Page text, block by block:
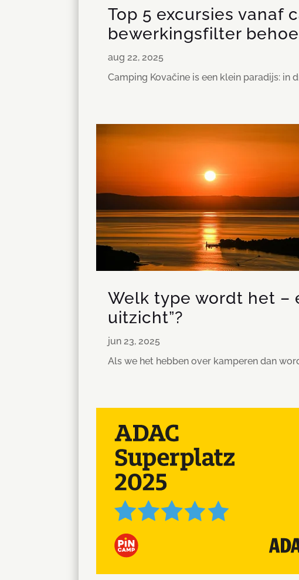
Top 5 excursies vanaf
bewerkingsfilter
aug 22, 2025
Camping Kovačine is een klein paradijs: in
Welk type wordt het –
uitzicht”?
jun 23, 2025
Als we het hebben over kamperen dan